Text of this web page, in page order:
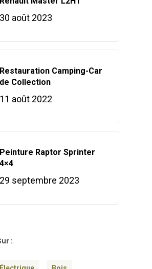
30 août 2023
Restauration Camping-Car
de Collection
11 août 2022
Peinture Raptor Sprinter
4×4
29 septembre 2023
: